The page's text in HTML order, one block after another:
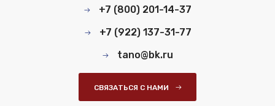
+7 (800) 201-14-37
+7 (922) 137-31-77
tano@bk.ru
СВЯЗАТЬСЯ С НАМИ